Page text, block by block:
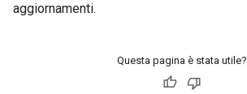
aggiornamenti.
Questa pagina è stata utile?